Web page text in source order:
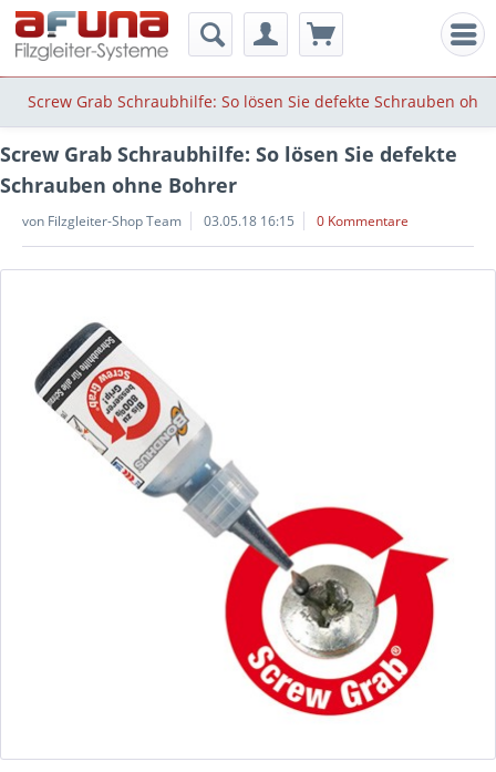
Screw Grab Schraubhilfe: So lösen Sie defekte Schrauben
Screw Grab Schraubhilfe: So lösen Sie defekte
Schrauben ohne Bohrer
von Filzgleiter-Shop Team 03.05.18 16:15 0 Kommentare